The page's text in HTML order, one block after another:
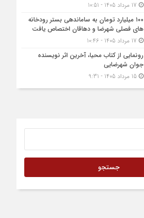
۱۰۰ میلیارد تومان به ساماندهی بستر رودخانه
های فصلی شهرضا و دهاقان اختصاص یافت
رونمایی از کتاب محیا، آخرین اثر نویسنده
جوان شهرضایی
15 مرداد 1405 - 9:31